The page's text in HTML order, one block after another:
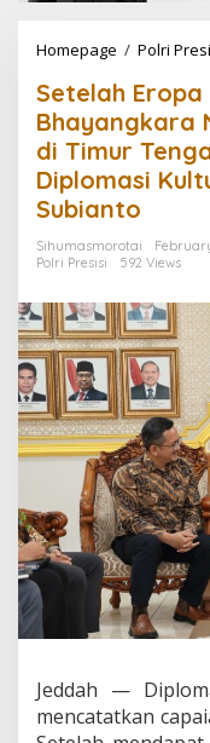
Homepage / Polri
Setelah
Bhayangkara
di Timur
Diplomasi
Subianto
Sihumasmorotai
Polri Presisi
592 Views
Jeddah —
mencatatkan